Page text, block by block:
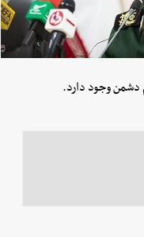
دشمن وجود دارد.